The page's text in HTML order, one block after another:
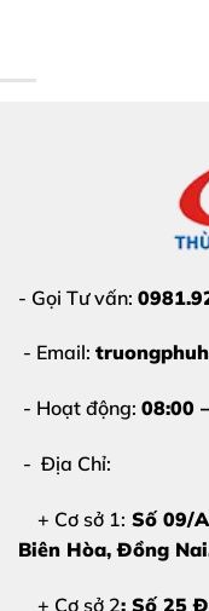
- Gọi Tư vấn:
- Email:
- Hoạt động: 08:00
- Địa Chỉ:
+ Cơ sở 1: Số 09/
Biên Hòa, Đồng
+ Cơ sở 2: Số 25